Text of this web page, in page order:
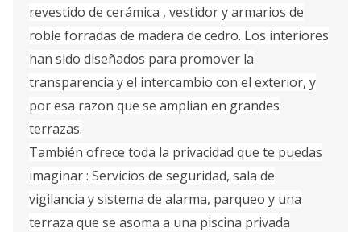
revestido de cerámica , vestidor y armarios de
roble forradas de madera de cedro. Los interiores
han sido diseñados para promover la
transparencia y el intercambio con el exterior, y
por esa razon que se amplian en grandes
terrazas.
También ofrece toda la privacidad que te puedas
imaginar : Servicios de seguridad, sala de
vigilancia y sistema de alarma, parqueo y una
terraza que se asoma a una piscina privada